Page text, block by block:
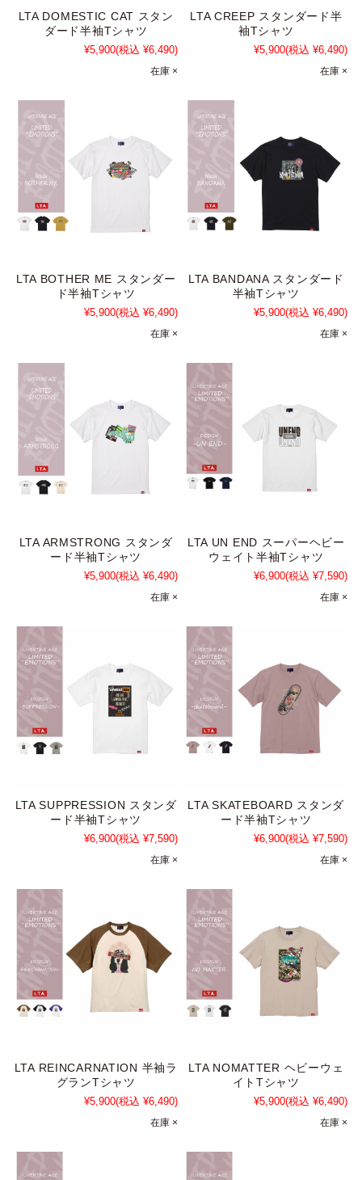
LTA DOMESTIC CAT スタン
ダード半袖Tシャツ
¥5,900(税込 ¥6,490)
在庫 ×
LTA CREEP スタンダード半
袖Tシャツ
¥5,900(税込 ¥6,490)
在庫 ×
LTA BOTHER ME スタンダー
ド半袖Tシャツ
¥5,900(税込 ¥6,490)
在庫 ×
LTA BANDANA スタンダード
半袖Tシャツ
¥5,900(税込 ¥6,490)
在庫 ×
LTA ARMSTRONG スタンダ
ード半袖Tシャツ
¥5,900(税込 ¥6,490)
在庫 ×
LTA UN END スーパーヘビー
ウェイト半袖Tシャツ
¥6,900(税込 ¥7,590)
在庫 ×
LTA SUPPRESSION スタンダ
ード半袖Tシャツ
¥6,900(税込 ¥7,590)
在庫 ×
LTA SKATEBOARD スタンダ
ード半袖Tシャツ
¥6,900(税込 ¥7,590)
在庫 ×
LTA REINCARNATION 半袖ラ
グランTシャツ
¥5,900(税込 ¥6,490)
在庫 ×
LTA NOMATTER ヘビーウェ
イトTシャツ
¥5,900(税込 ¥6,490)
在庫 ×